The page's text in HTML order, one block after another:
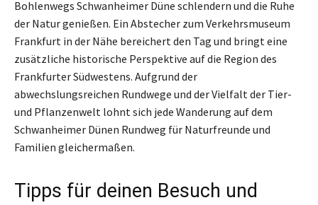
Bohlenwegs Schwanheimer Düne schlendern und die Ruhe
der Natur genießen. Ein Abstecher zum Verkehrsmuseum
Frankfurt in der Nähe bereichert den Tag und bringt eine
zusätzliche historische Perspektive auf die Region des
Frankfurter Südwestens. Aufgrund der
abwechslungsreichen Rundwege und der Vielfalt der Tier-
und Pflanzenwelt lohnt sich jede Wanderung auf dem
Schwanheimer Dünen Rundweg für Naturfreunde und
Familien gleichermaßen.
Tipps für deinen Besuch und